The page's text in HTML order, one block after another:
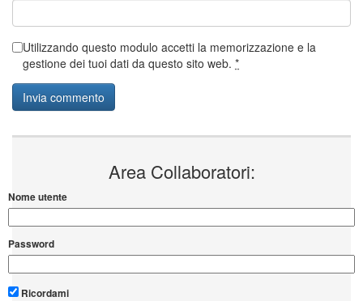
Utilizzando questo modulo accetti la memorizzazione e la
gestione dei tuoi dati da questo sito web. *
Area Collaboratori:
Nome utente
Password
Ricordami